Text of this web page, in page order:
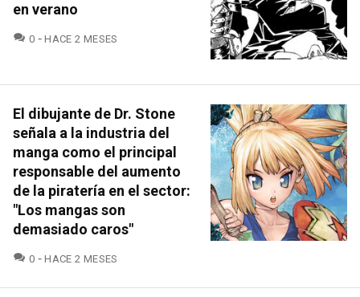
en verano
0 COMENTARIOS
HACE 2 MESES
El dibujante de Dr. Stone
señala a la industria del
manga como el principal
responsable del aumento
de la piratería en el sector:
"Los mangas son
demasiado caros"
0 COMENTARIOS
HACE 2 MESES